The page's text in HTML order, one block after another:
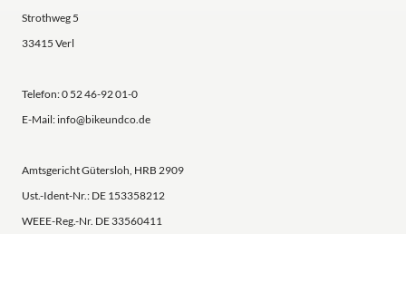
Strothweg 5
33415 Verl
Telefon: 0 52 46-92 01-0
E-Mail: info@bikeundco.de
Amtsgericht Gütersloh, HRB 2909
Ust.-Ident-Nr.: DE 153358212
WEEE-Reg.-Nr. DE 33560411